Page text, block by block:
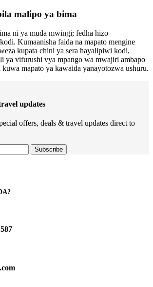
malipo ya bima
ni ya muda mwingi; fedha hizo
Kumaanisha faida na mapato mengine
kupata chini ya sera hayalipiwi kodi,
ya vifurushi vya mpango wa mwajiri ambapo
mapato ya kawaida yanayotozwa ushuru.
updates
offers, deals & travel updates direct to